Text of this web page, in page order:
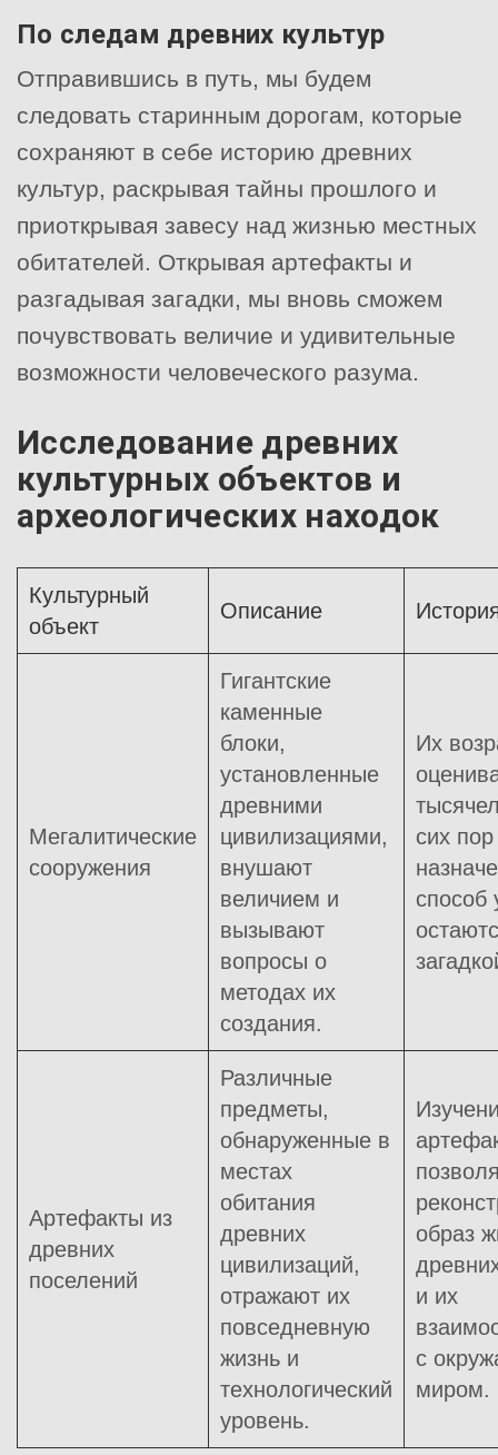
По следам древних культур
Отправившись в путь, мы будем
следовать старинным дорогам, которые
сохраняют в себе историю древних
культур, раскрывая тайны прошлого и
приоткрывая завесу над жизнью местных
обитателей. Открывая артефакты и
разгадывая загадки, мы вновь сможем
почувствовать величие и удивительные
возможности человеческого разума.
Исследование древних
культурных объектов и
археологических находок
Культурный
объект
Описание
Мегалитические
сооружения
Гигантские
каменные
блоки,
установленные
древними
цивилизациями,
внушают
величием и
вызывают
вопросы о
методах их
создания.
Их
сих
способ
Артефакты из
древних
поселений
Различные
предметы,
обнаруженные в
местах
обитания
древних
цивилизаций,
отражают их
повседневную
жизнь и
технологический
уровень.
образ
и их
с
миром.